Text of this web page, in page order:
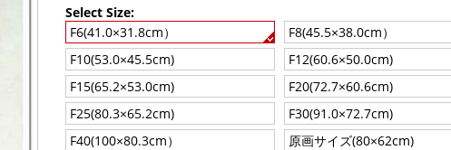
Select Size:
F6(41.0×31.8cm）
F8(45.5×38.0cm）
F10(53.0×45.5cm)
F12(60.6×50.0cm)
F15(65.2×53.0cm)
F20(72.7×60.6cm)
F25(80.3×65.2cm)
F30(91.0×72.7cm)
F40(100×80.3cm）
原画サイズ(80×62cm)